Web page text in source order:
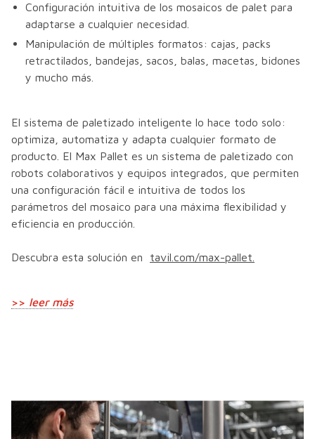
Configuración intuitiva de los mosaicos de palet para
adaptarse a cualquier necesidad.
Manipulación de múltiples formatos: cajas, packs
retractilados, bandejas, sacos, balas, macetas, bidones
y mucho más.
El sistema de paletizado inteligente lo hace todo solo:
optimiza, automatiza y adapta cualquier formato de
producto. El Max Pallet es un sistema de paletizado con
robots colaborativos y equipos integrados, que permiten
una configuración fácil e intuitiva de todos los
parámetros del mosaico para una máxima flexibilidad y
eficiencia en producción.
Descubra esta solución en tavil.com/max-pallet.
>> leer más